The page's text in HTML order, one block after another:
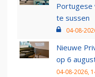
Portugese
te sussen
04-08-
Nieuwe
op 6
04-08-2026,